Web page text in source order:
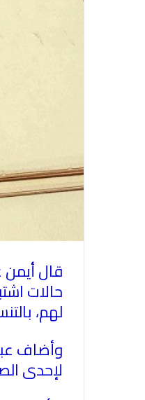
قال أيمن
حالات
لهم،
وأضاف
لإحدى